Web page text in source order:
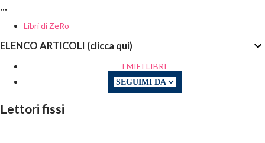
...
Libri di ZeRo
ELENCO ARTICOLI (clicca qui)
I MIEI LIBRI
Lettori fissi